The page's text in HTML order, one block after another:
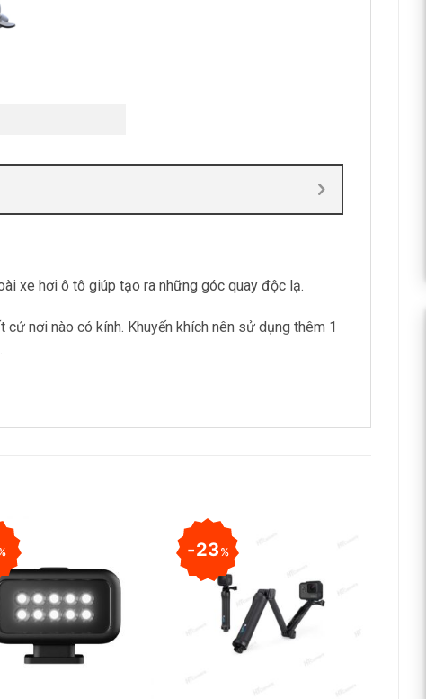
xe hơi ô tô giúp tạo ra những góc quay độc lạ.
nơi nào có kính. Khuyến khích nên sử dụng thêm 1
23%